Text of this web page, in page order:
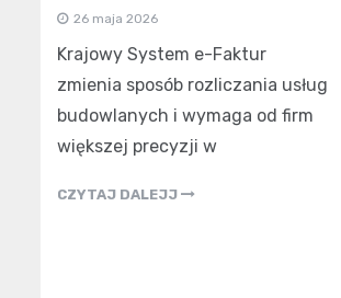
26 maja 2026
Krajowy System e-Faktur
zmienia sposób rozliczania usług
budowlanych i wymaga od firm
większej precyzji w
CZYTAJ DALEJJ